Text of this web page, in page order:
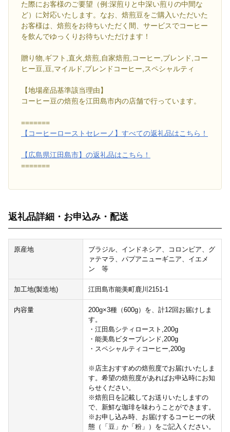
た際にお客様のご要望（例:深煎りと中深い煎りの中間な
ど）に対応いたします。なお、焙煎豆をご購入いただいた
お客様は、焙煎をお待ちいただく間、サービスでコーヒー
を飲んでゆっくりお待ちいただけます！
贈り物,ギフト,直火,焙煎,自家焙煎,コーヒー,ブレンド,コー
ヒー豆,豆,マイルド,ブレンドコーヒー,スペシャルティ
【地場産品基準該当理由】
コーヒー豆の焙煎を江田島市内の店舗で行っています。
=======
【コーヒーローストセレーノ】すべての返礼品はこちら！
【広島県江田島市】の返礼品はこちら！
=======
返礼品詳細・お申込み・配送
原産地
ブラジル、インドネシア、コロンビア、グ
ァテマラ、パプアニューギニア、イエメ
ン 等
加工地(製造地) 江田島市能美町鹿川2151-1
内容量
200g×3種（600g）を、計12回お届けしま
す。
・江田島シティロースト,200g
・能美島ビターブレンド,200g
・スペシャルティコーヒー,200g
※店主おすすめの焙煎度でお届けいたしま
す。希望の焙煎度があればお申込時にお知
らせください。
※焙煎日を記載してお送りいたしますの
で、新鮮な珈琲を味わうことができます。
※お申し込み時、お届けするコーヒーの状
態（「豆」か「粉」）をご記入ください。